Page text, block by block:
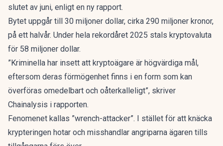
slutet av juni, enligt en ny rapport.
Bytet uppgår till 30 miljoner dollar, cirka 290 miljoner kronor,
på ett halvår. Under hela rekordåret 2025 stals kryptovaluta
för 58 miljoner dollar.
”Kriminella har insett att kryptoägare är högvärdiga mål,
eftersom deras förmögenhet finns i en form som kan
överföras omedelbart och oåterkalleligt”, skriver
Chainalysis i rapporten.
Fenomenet kallas ”wrench-attacker”. I stället för att knäcka
krypteringen hotar och misshandlar angriparna ägaren tills